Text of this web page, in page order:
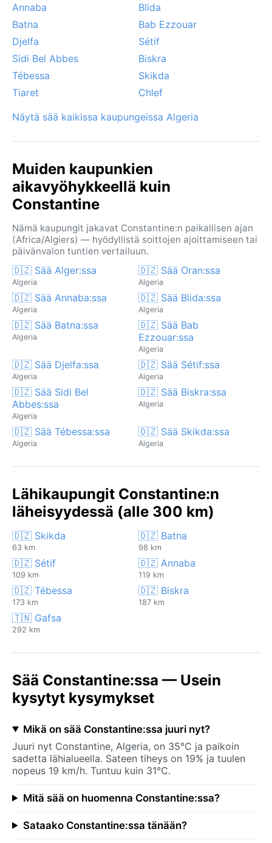
Annaba
Blida
Batna
Bab Ezzouar
Djelfa
Sétif
Sidi Bel Abbes
Biskra
Tébessa
Skikda
Tiaret
Chlef
Näytä sää kaikissa kaupungeissa Algeria
Muiden kaupunkien
aikavyöhykkeellä kuin
Constantine
Nämä kaupungit jakavat Constantine:n paikallisen ajan
(Africa/Algiers) — hyödyllistä soittojen ajoittamiseen tai
päivänvalon tuntien vertailuun.
🇩🇿 Sää Alger:ssa
Algeria
🇩🇿 Sää Oran:ssa
Algeria
🇩🇿 Sää Annaba:ssa
Algeria
🇩🇿 Sää Blida:ssa
Algeria
🇩🇿 Sää Batna:ssa
Algeria
🇩🇿 Sää Bab
Ezzouar:ssa
Algeria
🇩🇿 Sää Djelfa:ssa
Algeria
🇩🇿 Sää Sétif:ssa
Algeria
🇩🇿 Sää Sidi Bel
Abbes:ssa
Algeria
🇩🇿 Sää Biskra:ssa
Algeria
🇩🇿 Sää Tébessa:ssa
Algeria
🇩🇿 Sää Skikda:ssa
Algeria
Lähikaupungit Constantine:n
läheisyydessä (alle 300 km)
🇩🇿 Skikda
63 km
🇩🇿 Batna
98 km
🇩🇿 Sétif
109 km
🇩🇿 Annaba
119 km
🇩🇿 Tébessa
173 km
🇩🇿 Biskra
187 km
🇹🇳 Gafsa
292 km
Sää Constantine:ssa — Usein
kysytyt kysymykset
Mikä on sää Constantine:ssa juuri nyt?
Juuri nyt Constantine, Algeria, on 35°C ja paikoin
sadetta lähialueella. Sateen tiheys on 19% ja tuulen
nopeus 19 km/h. Tuntuu kuin 31°C.
Mitä sää on huomenna Constantine:ssa?
Sataako Constantine:ssa tänään?